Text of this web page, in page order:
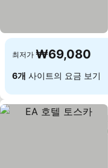
최저가 ₩69,080
6개 사이트의 요금 보기